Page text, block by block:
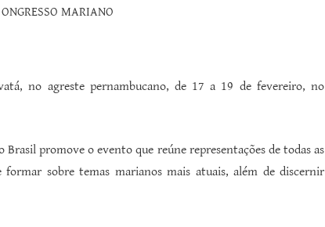
no agreste pernambucano, de 17 a 19 de fevereiro, no
Brasil promove o evento que reúne representações de todas as
sobre temas marianos mais atuais, além de discernir